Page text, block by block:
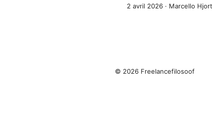
2 avril 2026 · Marcello
© 2026 Freelancefilosoof